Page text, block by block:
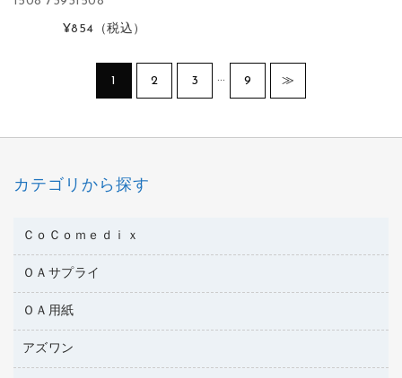
¥854 （税込）
1 2 3 … 9 ≫
カテゴリから探す
ＣｏＣｏｍｅｄｉｘ
医療・介護用品
ＯＡサプライ
インクカートリッジ
トナーカートリッジ
ＯＡ用紙
インクジェットプリンタ用紙
アズワン